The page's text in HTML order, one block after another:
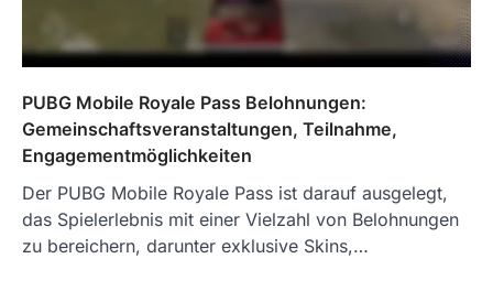
PUBG Mobile Royale Pass Belohnungen:
Gemeinschaftsveranstaltungen, Teilnahme,
Engagementmöglichkeiten
Der PUBG Mobile Royale Pass ist darauf ausgelegt,
das Spielerlebnis mit einer Vielzahl von Belohnungen
zu bereichern, darunter exklusive Skins,…